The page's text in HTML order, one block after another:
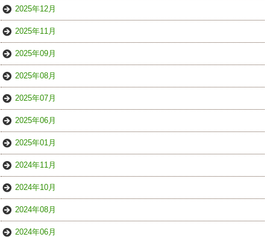
2025年12月
2025年11月
2025年09月
2025年08月
2025年07月
2025年06月
2025年01月
2024年11月
2024年10月
2024年08月
2024年06月